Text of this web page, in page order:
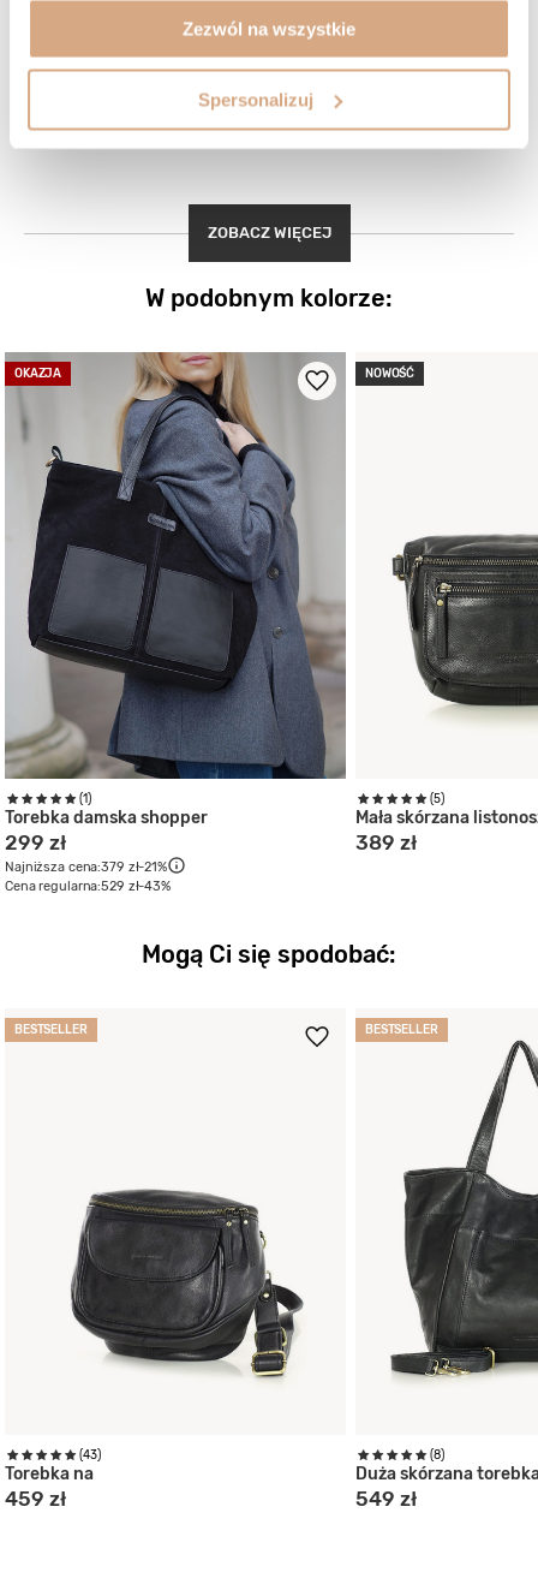
Zezwól na wszystkie
Spersonalizuj
Świetna jakość skóry, wykonanie i uszycie. Jak dotąd nie kupiłam
zakupu nie pożałujesz. Pozdrawiam.
Czy opinia była pomocna? 2 0
ZOBACZ WIĘCEJ
W podobnym kolorze:
OKAZJA
(1)
Torebka damska shopper
299 zł
Najniższa cena:379 zł-21%
Cena regularna:529 zł-43%
NOWOŚĆ
(5)
Mała skórzana
389 zł
Mogą Ci się spodobać:
BESTSELLER
(43)
Torebka na
459 zł
BESTSELLER
(8)
Duża skórzana
549 zł